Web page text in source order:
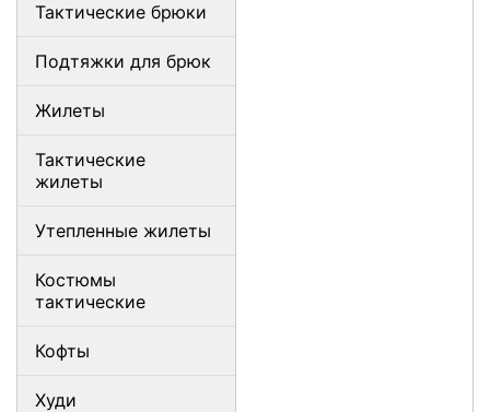
Тактические брюки
Подтяжки для брюк
Жилеты
Тактические
жилеты
Утепленные жилеты
Костюмы
тактические
Кофты
Худи